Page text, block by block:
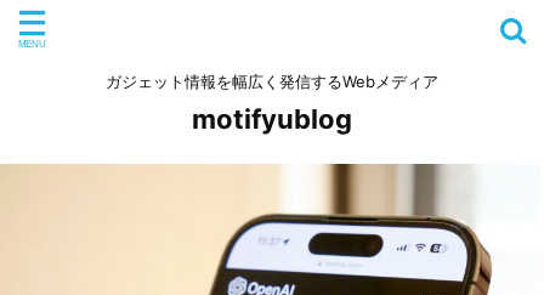
ガジェット情報を幅広く発信するWebメディア
motifyublog